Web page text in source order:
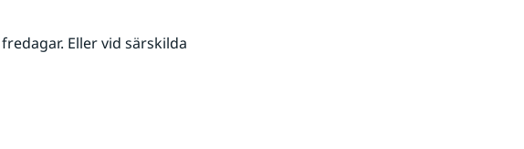
Eller vid särskilda